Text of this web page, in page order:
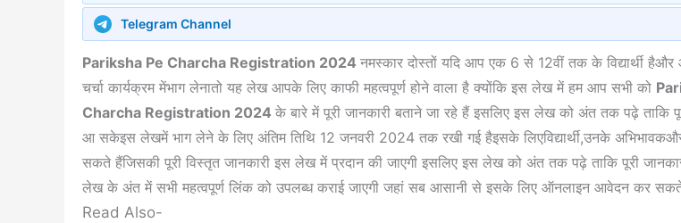
Telegram Channel
Pariksha Pe Charcha Registration 2024 नमस्कार दोस्तों यदि आप एक 6 से 12वीं तक के विद्यार्थी हैऔर
चर्चा कार्यक्रम मेंभाग लेनातो यह लेख आपके लिए काफी महत्वपूर्ण होने वाला है क्योंकि इस लेख में हम आप सभी को
Charcha Registration 2024 के बारे में पूरी जानकारी बताने जा रहे हैं इसलिए इस लेख को अंत तक पढ़े ताकि
आ सकेइस लेखमें भाग लेने के लिए अंतिम तिथि 12 जनवरी 2024 तक रखी गई हैइसके लिएविद्यार्थी,उनके
सकते हैंजिसकी पूरी विस्तृत जानकारी इस लेख में प्रदान की जाएगी इसलिए इस लेख को अंत तक पढ़े ताकि पूरी
लेख के अंत में सभी महत्वपूर्ण लिंक को उपलब्ध कराई जाएगी जहां सब आसानी से इसके लिए ऑनलाइन आवेदन कर
Read Also-